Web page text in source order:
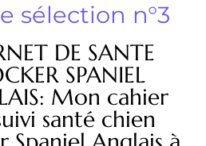
sélection n°3
DE SANTE
SPANIEL
Mon cahier
santé chien